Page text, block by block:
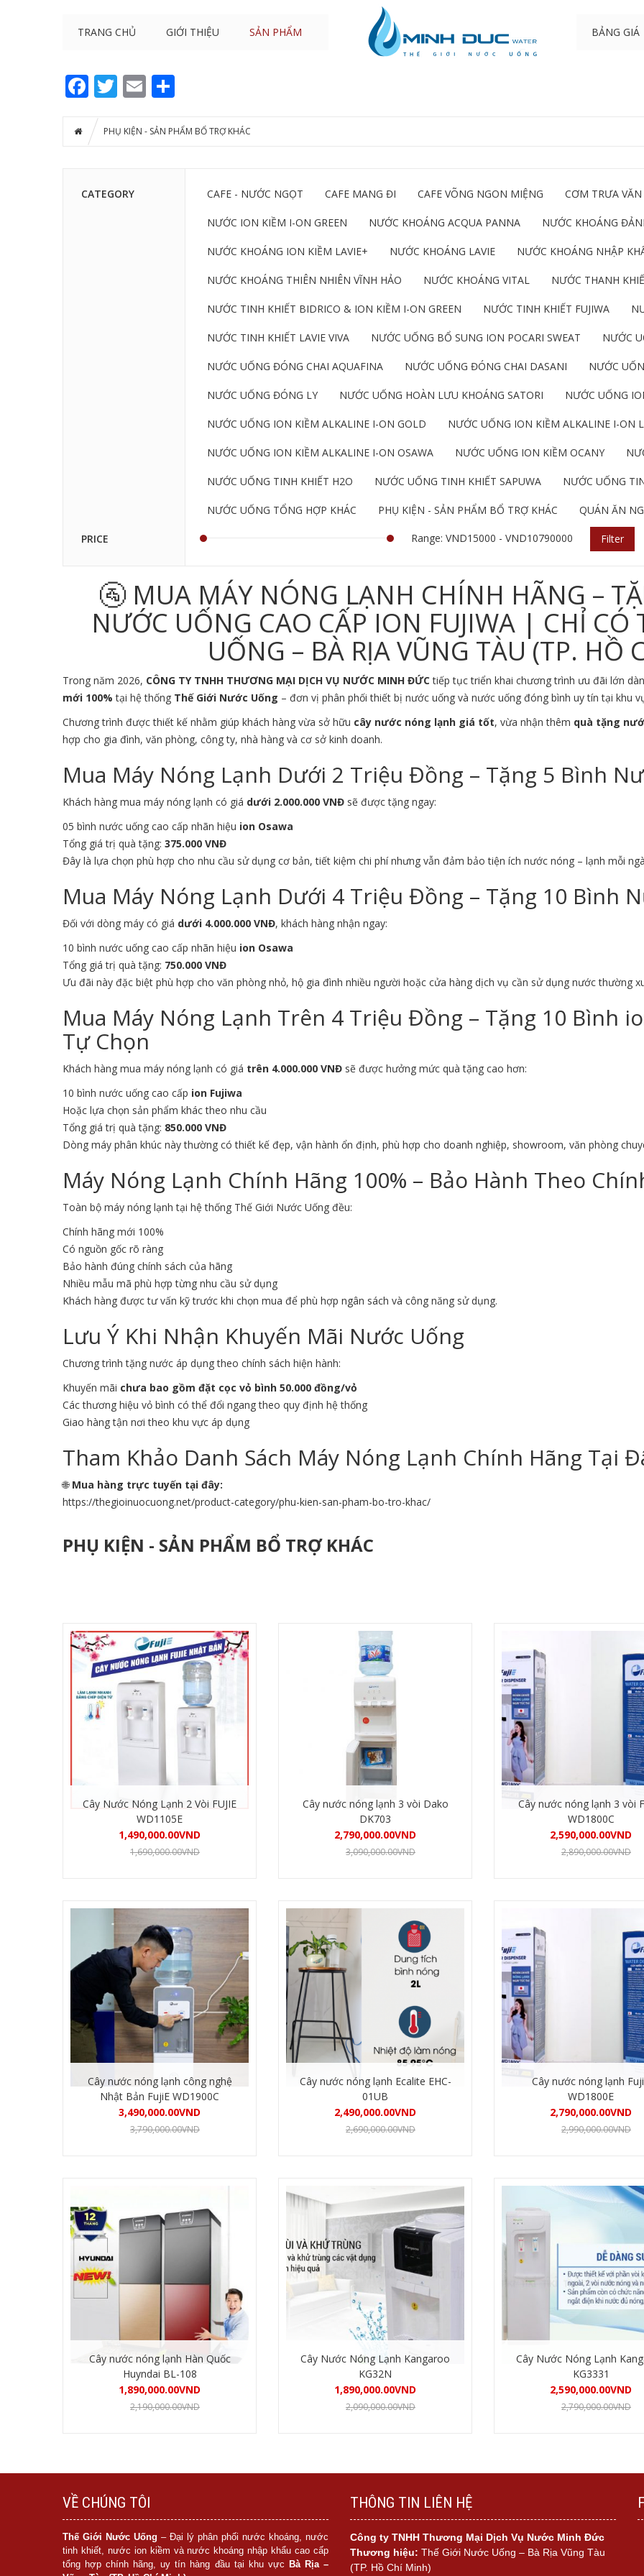
TRANG CHỦ GIỚI THIỆU SẢN PHẨM BẢNG GIÁ
Facebook
Twitter
Email
PHỤ KIỆN - SẢN PHẨM BỔ TRỢ KHÁC
CATEGORY CAFE - NƯỚC NGỌT CAFE MANG ĐI CAFE VÕNG NGON MIỆNG CƠM TRƯA
NƯỚC ION KIỀM I-ON GREEN NƯỚC KHOÁNG ACQUA PANNA NƯỚC KHOÁNG
NƯỚC KHOÁNG ION KIỀM LAVIE+ NƯỚC KHOÁNG LAVIE NƯỚC KHOÁNG NHẬP
NƯỚC KHOÁNG THIÊN NHIÊN VĨNH HẢO NƯỚC KHOÁNG VITAL NƯỚC THANH
NƯỚC TINH KHIẾT BIDRICO & ION KIỀM I-ON GREEN NƯỚC TINH KHIẾT FUJIWA
NƯỚC TINH KHIẾT LAVIE VIVA NƯỚC UỐNG BỔ SUNG ION POCARI SWEAT NƯỚC
NƯỚC UỐNG ĐÓNG CHAI AQUAFINA NƯỚC UỐNG ĐÓNG CHAI DASANI NƯỚC
NƯỚC UỐNG ĐÓNG LY NƯỚC UỐNG HOÀN LƯU KHOÁNG SATORI NƯỚC UỐNG
NƯỚC UỐNG ION KIỀM ALKALINE I-ON GOLD NƯỚC UỐNG ION KIỀM ALKALINE I-ON
NƯỚC UỐNG ION KIỀM ALKALINE I-ON OSAWA NƯỚC UỐNG ION KIỀM OCANY
NƯỚC UỐNG TINH KHIẾT H2O NƯỚC UỐNG TINH KHIẾT SAPUWA NƯỚC UỐNG
NƯỚC UỐNG TỔNG HỢP KHÁC PHỤ KIỆN - SẢN PHẨM BỔ TRỢ KHÁC QUÁN ĂN
PRICE Range: VND15000 - VND10790000 Filter
🚰 MUA MÁY NÓNG LẠNH CHÍNH HÃNG –
NƯỚC UỐNG CAO CẤP ION FUJIWA | CHỈ CÓ
UỐNG – BÀ RỊA VŨNG TÀU (TP. HỒ
Trong năm 2026, CÔNG TY TNHH THƯƠNG MẠI DỊCH VỤ NƯỚC MINH ĐỨCtiếp tục triển khai chương trình ưu đãi lớn
mới 100% tại hệ thống Thế Giới Nước Uống – đơn vị phân phối thiết bị nước uống và nước uống đóng bình uy tín tại khu
Chương trình được thiết kế nhằm giúp khách hàng vừa sở hữu cây nước nóng lạnh giá tốt, vừa nhận thêm quà tặng
hợp cho gia đình, văn phòng, công ty, nhà hàng và cơ sở kinh doanh.
Mua Máy Nóng Lạnh Dưới 2 Triệu Đồng – Tặng 5 Bình
Khách hàng mua máy nóng lạnh có giá dưới 2.000.000 VNĐ sẽ được tặng ngay:
05 bình nước uống cao cấp nhãn hiệu ion Osawa
Tổng giá trị quà tặng: 375.000 VNĐ
Đây là lựa chọn phù hợp cho nhu cầu sử dụng cơ bản, tiết kiệm chi phí nhưng vẫn đảm bảo tiện ích nước nóng – lạnh mỗi
Mua Máy Nóng Lạnh Dưới 4 Triệu Đồng – Tặng 10 Bình
Đối với dòng máy có giá dưới 4.000.000 VNĐ, khách hàng nhận ngay:
10 bình nước uống cao cấp nhãn hiệu ion Osawa
Tổng giá trị quà tặng: 750.000 VNĐ
Ưu đãi này đặc biệt phù hợp cho văn phòng nhỏ, hộ gia đình nhiều người hoặc cửa hàng dịch vụ cần sử dụng nước thường
Mua Máy Nóng Lạnh Trên 4 Triệu Đồng – Tặng 10 Bình
Tự Chọn
Khách hàng mua máy nóng lạnh có giá trên 4.000.000 VNĐ sẽ được hưởng mức quà tặng cao hơn:
10 bình nước uống cao cấp ion Fujiwa
Hoặc lựa chọn sản phẩm khác theo nhu cầu
Tổng giá trị quà tặng: 850.000 VNĐ
Dòng máy phân khúc này thường có thiết kế đẹp, vận hành ổn định, phù hợp cho doanh nghiệp, showroom, văn phòng
Máy Nóng Lạnh Chính Hãng 100% – Bảo Hành Theo
Toàn bộ máy nóng lạnh tại hệ thống Thế Giới Nước Uống đều:
Chính hãng mới 100%
Có nguồn gốc rõ ràng
Bảo hành đúng chính sách của hãng
Nhiều mẫu mã phù hợp từng nhu cầu sử dụng
Khách hàng được tư vấn kỹ trước khi chọn mua để phù hợp ngân sách và công năng sử dụng.
Lưu Ý Khi Nhận Khuyến Mãi Nước Uống
Chương trình tặng nước áp dụng theo chính sách hiện hành:
Khuyến mãi chưa bao gồm đặt cọc vỏ bình 50.000 đồng/vỏ
Các thương hiệu vỏ bình có thể đổi ngang theo quy định hệ thống
Giao hàng tận nơi theo khu vực áp dụng
Tham Khảo Danh Sách Máy Nóng Lạnh Chính Hãng Tại
🌐 Mua hàng trực tuyến tại đây:
https://thegioinuocuong.net/product-category/phu-kien-san-pham-bo-tro-khac/
PHỤ KIỆN - SẢN PHẨM BỔ TRỢ KHÁC
Cây Nước Nóng Lạnh 2 Vòi FUJIE
WD1105E
1,490,000.00VND
1,690,000.00VND
Cây nước nóng lạnh 3 vòi Dako
DK703
2,790,000.00VND
3,090,000.00VND
Cây nước nóng lạnh 3 vòi
WD1800C
2,590,000.00VND
2,890,000.00VND
Cây nước nóng lạnh công nghệ
Nhật Bản FujiE WD1900C
3,490,000.00VND
3,790,000.00VND
Cây nước nóng lạnh Ecalite EHC-
01UB
2,490,000.00VND
2,690,000.00VND
Cây nước nóng lạnh
WD1800E
2,790,000.00VND
2,990,000.00VND
Cây nước nóng lạnh Hàn Quốc
Huyndai BL-108
1,890,000.00VND
2,190,000.00VND
Cây Nước Nóng Lạnh Kangaroo
KG32N
1,890,000.00VND
2,090,000.00VND
Cây Nước Nóng Lạnh
KG3331
2,590,000.00VND
2,790,000.00VND
VỀ CHÚNG TÔI
Thế Giới Nước Uống – Đại lý phân phối nước khoáng, nước
tinh khiết, nước ion kiềm và nước khoáng nhập khẩu cao cấp
tổng hợp chính hãng, uy tín hàng đầu tại khu vực Bà Rịa –
THÔNG TIN LIÊN HỆ
Công ty TNHH Thương Mại Dịch Vụ Nước Minh Đức
Thương hiệu: Thế Giới Nước Uống – Bà Rịa Vũng Tàu
(TP. Hồ Chí Minh)